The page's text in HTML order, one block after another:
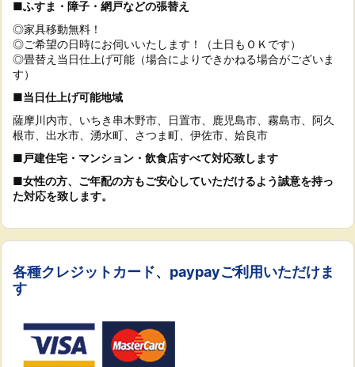
■ふすま・障子・網戸などの張替え
◎家具移動無料！
◎ご希望の日時にお伺いいたします！（土日もＯＫです）
◎畳替え当日仕上げ可能（場合によりできかねる場合がございま
す）
■当日仕上げ可能地域
薩摩川内市、いちき串木野市、日置市、鹿児島市、霧島市、阿久
根市、出水市、湧水町、さつま町、伊佐市、姶良市
■戸建住宅・マンション・飲食店すべて対応致します
■女性の方、ご年配の方もご安心していただけるよう誠意を持っ
た対応を致します。
各種クレジットカード、paypayご利用いただけま
す